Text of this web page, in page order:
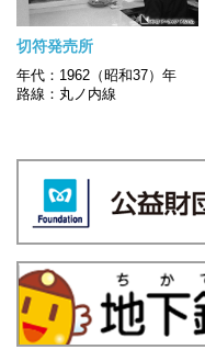
切符発売所
年代：1962（昭和37）年
路線：丸ノ内線